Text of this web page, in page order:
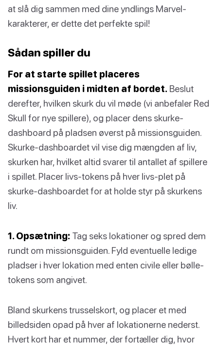
at slå dig sammen med dine yndlings Marvel-
karakterer, er dette det perfekte spil!
Sådan spiller du
For at starte spillet placeres
missionsguiden i midten af bordet. Beslut
derefter, hvilken skurk du vil møde (vi anbefaler Red
Skull for nye spillere), og placer dens skurke-
dashboard på pladsen øverst på missionsguiden.
Skurke-dashboardet vil vise dig mængden af liv,
skurken har, hvilket altid svarer til antallet af spillere
i spillet. Placer livs-tokens på hver livs-plet på
skurke-dashboardet for at holde styr på skurkens
liv.
1. Opsætning: Tag seks lokationer og spred dem
rundt om missionsguiden. Fyld eventuelle ledige
pladser i hver lokation med enten civile eller bølle-
tokens som angivet.
Bland skurkens trusselskort, og placer et med
billedsiden opad på hver af lokationerne nederst.
Hvert kort har et nummer, der fortæller dig, hvor